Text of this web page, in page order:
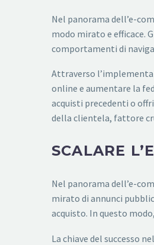
Nel panorama dell’e-
modo mirato e efficace.
comportamenti di
Attraverso
online e aumentare la
acquisti precedenti o
della clientela, fattore
SCALARE
Nel panorama dell’e-
mirato di annunci
acquisto. In questo
La chiave del successo